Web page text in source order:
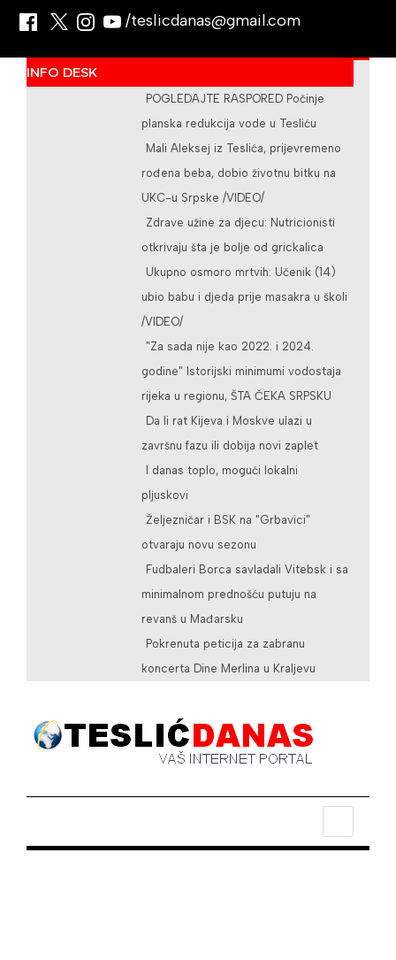
/teslicdanas@gmail.com
INFO DESK
POGLEDAJTE RASPORED Počinje
planska redukcija vode u Tesliću
Mali Aleksej iz Teslića, prijevremeno
rođena beba, dobio životnu bitku na
UKC-u Srpske /VIDEO/
Zdrave užine za djecu: Nutricionisti
otkrivaju šta je bolje od grickalica
Ukupno osmoro mrtvih: Učenik (14)
ubio babu i djeda prije masakra u školi
/VIDEO/
"Za sada nije kao 2022. i 2024.
godine" Istorijski minimumi vodostaja
rijeka u regionu, ŠTA ČEKA SRPSKU
Da li rat Kijeva i Moskve ulazi u
završnu fazu ili dobija novi zaplet
I danas toplo, mogući lokalni
pljuskovi
Željezničar i BSK na "Grbavici"
otvaraju novu sezonu
Fudbaleri Borca savladali Vitebsk i sa
minimalnom prednošću putuju na
revanš u Mađarsku
Pokrenuta peticija za zabranu
koncerta Dine Merlina u Kraljevu